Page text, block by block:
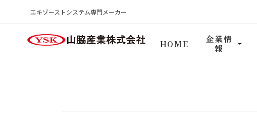
エキゾーストシステム専門メーカー
HOME 企業情
報
HOME 商品検索ログイン